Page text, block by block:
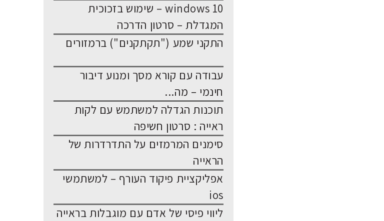
windows 10 – שימוש בזכוכית
המגדלת – סרטון הדרכה
התקני שמע ("תקתקנים") ברמזורים
עבודה עם קורא מסך ומנוע דיבור
חינמי – מה...
תוכנות הגדלה למשתמש עם לקות
ראייה : סרטון חשיפה
סימנים המרמזים על התדרדרות של
הראייה
אפליקציית פיקוד העורף – למשתמשי
ios
ליווי פיסי של אדם עם מוגבלות בראייה